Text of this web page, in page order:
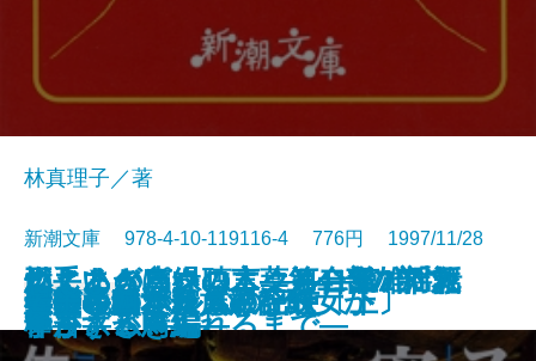
火車
再生の朝
燃えあがる緑の木―第二部 揺れ
動く―
不実な美女か貞淑な醜女か
燃えあがる緑の木―第一部 「救
い主」が殴られるまで―
薬指の標本
こころの声を聴く―河合隼雄対話
集―
予告された殺人の記録
空の色紙
素晴らしき家族旅行
林真理子／著
新潮文庫 978-4-10-119116-4 776円 1997/11/28
文庫電子書籍あり
ストックホルムの密使〔上〕
ストックホルムの密使〔下〕
雀の手帖
人びとのかたち
ムーン・パレス
晏子〔三〕
晏子〔四〕
両手いっぱいの言葉―413のアフ
ォリズム―
ねじまき鳥クロニクル―第1部 泥
棒かささぎ編―
ねじまき鳥クロニクル―第2部
予言する鳥編―